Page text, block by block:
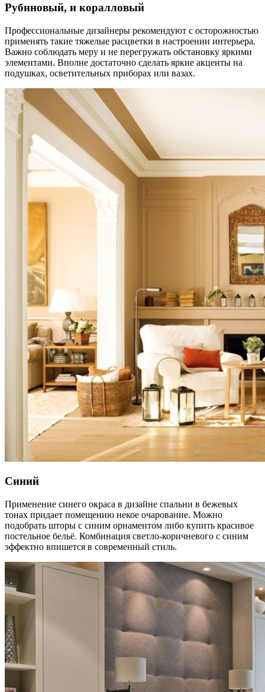
Рубиновый, и коралловый
Профессиональные дизайнеры рекомендуют с осторожностью
применять такие тяжелые расцветки в настроении интерьера.
Важно соблюдать меру и не перегружать обстановку яркими
элементами. Вполне достаточно сделать яркие акценты на
подушках, осветительных приборах или вазах.
Синий
Применение синего окраса в дизайне спальни в бежевых
тонах придает помещению некое очарование. Можно
подобрать шторы с синим орнаментом либо купить красивое
постельное бельё. Комбинация светло-коричневого с синим
эффектно впишется в современный стиль.